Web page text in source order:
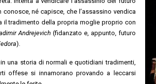
conosce, né capisce, che l’assassino vendica
il tradimento della propria moglie proprio con
Andrejevich (fidanzato e, appunto, futuro
).
una storia di normali e quotidiani tradimenti,
offese si innamorano provando a leccarsi